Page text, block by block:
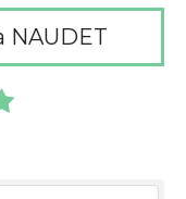
NAUDET